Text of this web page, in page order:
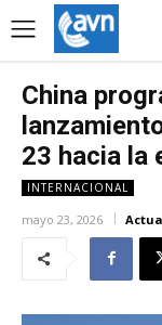
China
23 hacia la
INTERNACIONAL
mayo 23, 2026